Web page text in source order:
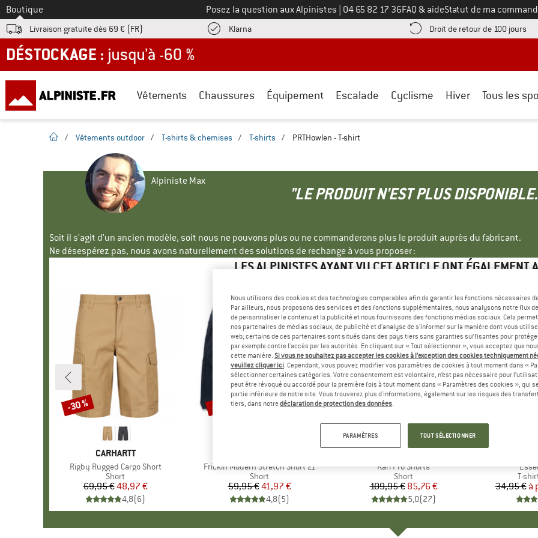
Vers le
Boutique Posez la question aux Alpinistes Appelez-nous au
04 65 82 17 36FAQ & aideStatut de ma
Livraison gratuite dès 69 € (FR) KlarnaTrouve les informations de paiement ici ! Ouvre une boîte d'information
Droit de retour de 100 jours
DÉSTOCKAGE : jusqu'à -60 %
Vêtements Chaussures Équipement Escalade Cyclisme Hiver Tous les
Page d'accueil
/ Vêtements outdoor / T-shirts & chemises / T-shirts / PRTHowlen - T-shirt
Alpiniste Max
"LE PRODUIT N'EST PLUS
Soit il s'agit d'un ancien modèle, soit nous ne pouvons plus ou ne commanderons plus le produit auprès du fabricant.
Ne désespérez pas, nous avons naturellement des solutions de rechange à vous proposer :
LES ALPINISTES AYANT VU CET ARTICLE ONT ÉGALEMENT
MARQUE
CARHARTT
Article
Rigby Rugged Cargo Short
Product group
Short
Prix
69,95 €Prix réduit
48,97 €
4,8(6)
Remise
-30 %
Article
Frickin Modern Stretch Short 21
Product group
Short
Prix
59,95 €Prix réduit
41,97 €
4,8(5)
Remise
-30 %
Article
Karl Pro Shorts
Product group
Short
Prix
109,95 €Prix réduit
85,76 €
5,0(27)
Remise
-22 %
T-
34,95 € à
Jusqu'à
Nous utilisons des cookies et des technologies comparables afin de garantir les fonctions nécessaires
Par ailleurs, nous proposons des services et des fonctions supplémentaires, nous analysons notre flux
de personnaliser le contenu et la publicité et nous fournissons des fonctions médias sociaux. Cela
nos partenaires de médias sociaux, de publicité et d'analyse de s'informer sur la manière dont vous
web; certains de ces partenaires sont situés dans des pays tiers sans garanties suffisantes pour
par exemple contre l'accès par les autorités. En cliquant sur « Tout sélectionner », vous acceptez que
cette manière. Si vous ne souhaitez pas accepter les cookies à l’exception des cookies techniquement
veuillez cliquer ici. Cependant, vous pouvez modifier vos paramètres de cookies à tout moment dans «
sélectionner certaines catégories. Votre consentement est volontaire, n’est pas nécessaire pour
peut être révoqué ou accordé pour la première fois à tout moment dans « Paramètres des cookies », qui
partie inférieure de notre site. Vous trouverez plus d'informations, également sur les risques des
tiers, dans notredéclaration de protection des données.
PARAMÈTRES TOUT SÉLECTIONNER